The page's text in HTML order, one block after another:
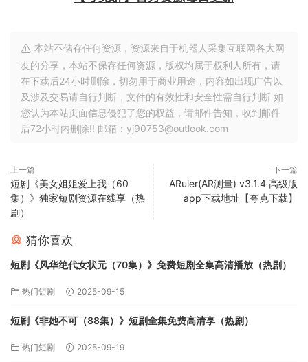
本站不储存任何资源，资源来自于机器人采集互联网各大网
友的分享，本站不保存任何资源，版权均属于权利人所有，请
在下载后24小时删除，切勿用于商业用途，内容如出现广告以
及涉及交易请自行判断，文件的有效性和安全性需自行判断 如
您认为本站页面信息侵犯了您的权益，请邮件告知，收到邮件
后72小时内删除!! 邮箱：yj90753@outlook.com
上一篇
短剧《美女姐姐爱上我（60
集）》独家短剧资源在线享（热
剧）
下一篇
ARuler(AR测量) v3.1.4 高级版
app下载地址【夸克下载】
猜你喜欢
短剧《风华绝代女状元（70集）》免费短剧全集高清播放（热剧）
热门短剧 2025-09-15
短剧《非她不可（88集）》短剧全集免费高清享（热剧）
热门短剧 2025-09-19